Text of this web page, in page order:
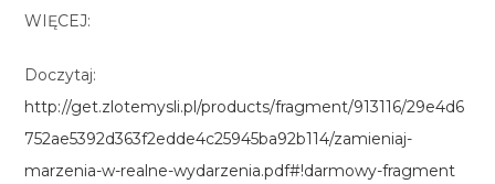
WIĘCEJ:
Doczytaj:
http://get.zlotemysli.pl/products/fragment/913116/29e4d6
752ae5392d363f2edde4c25945ba92b114/zamieniaj-
marzenia-w-realne-wydarzenia.pdf#!darmowy-fragment